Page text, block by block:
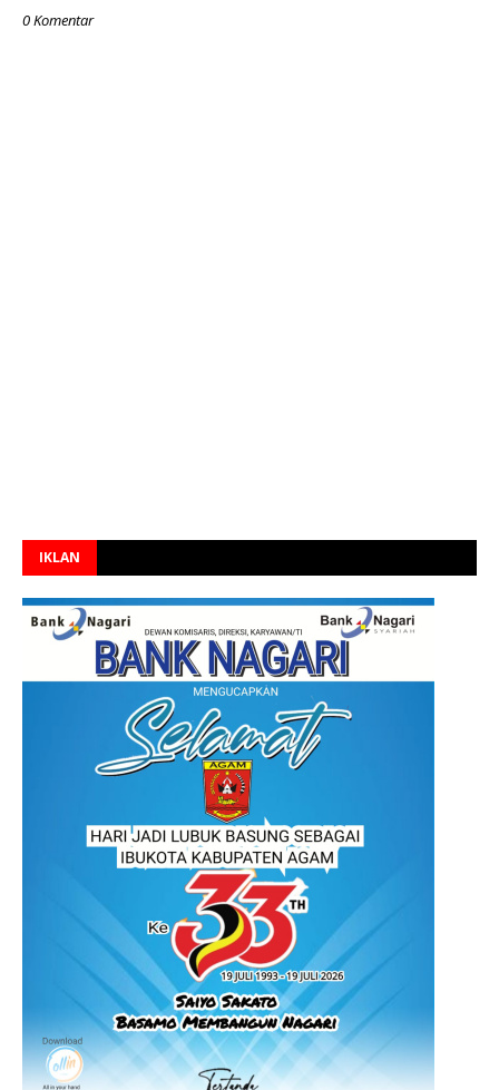
0 Komentar
IKLAN